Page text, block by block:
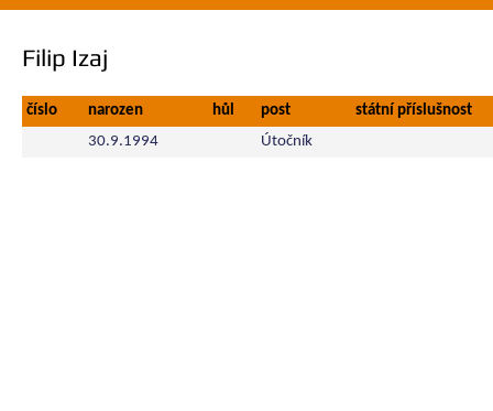
Filip Izaj
číslo narozen hůl post
státní příslušnost
30.9.1994
Útočník